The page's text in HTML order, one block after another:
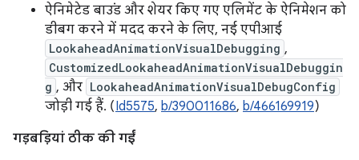
ऐनिमेटेड बाउंड और शेयर किए गए एलिमेंट के ऐनिमेशन को
डीबग करने में मदद करने के लिए, नई एपीआई
LookaheadAnimationVisualDebugging ,
CustomizedLookaheadAnimationVisualDebuggin
g , और LookaheadAnimationVisualDebugConfig
जोड़ी गई हैं. (Id5575, b/390011686, b/466169919)
गड़बड़ियां ठीक की गईं